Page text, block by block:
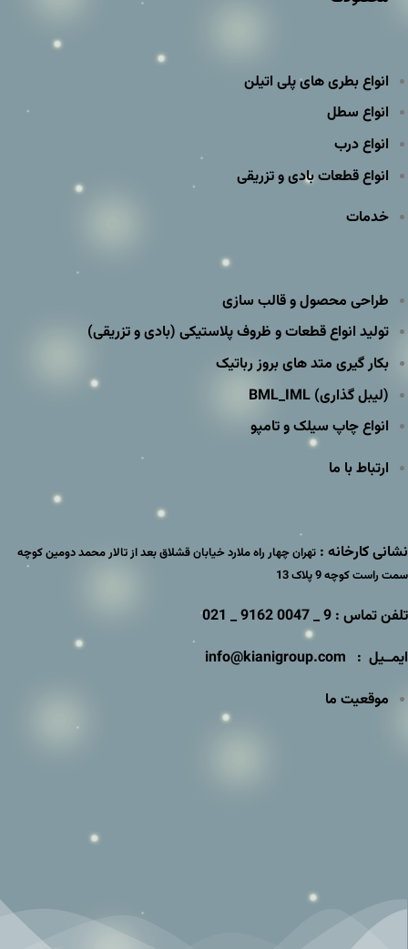
انواع بطری های پلی اتیلن
انواع سطل
انواع درب
انواع قطعات بادی و تزریقی
خدمات
طراحی محصول و قالب سازی
تولید انواع قطعات و ظروف پلاستیکی (بادی و تزریقی)
بکار گیری متد های بروز رباتیک
(لیبل گذاری) BML_IML
انواع چاپ سیلک و تامپو
ارتباط با ما
نشانی کارخانه : تهران چهار راه ملارد خیابان قشلاق بعد از تالار محمد دومین کوچه
سمت راست کوچه 9 پلاک 13
تلفن تماس : 9 _ 0047 9162 _ 021
ایمــیل : info@kianigroup.com
موقعیت ما